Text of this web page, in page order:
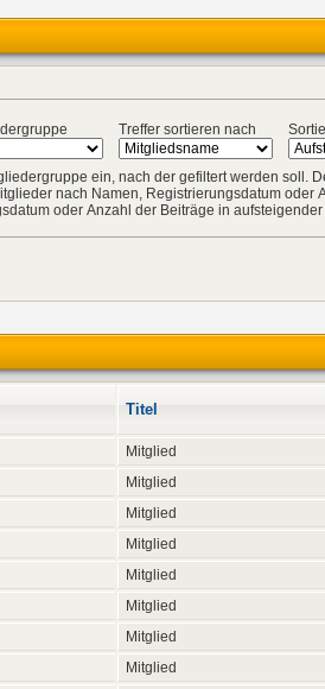
Treffer sortieren nach
ein, nach der gefiltert werden soll.
nach Namen, Registrierungsdatum
oder Anzahl der Beiträge in
Titel
Mitglied
Mitglied
Mitglied
Mitglied
Mitglied
Mitglied
Mitglied
Mitglied